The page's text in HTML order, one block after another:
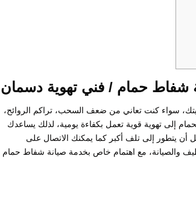
سواء كنت تعاني من ضعف السحب، تراكم الروائح،
إلى تهوية قوية تعمل بكفاءة يومية، لذلك يساعدك
يتطور إلى تلف أكبر كما يمكنك الاتصال على
والصيانة، مع اهتمام خاص بخدمة صيانة شفاط حمام